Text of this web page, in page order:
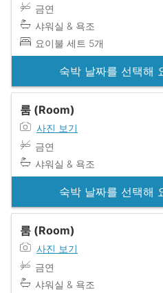
금연
샤워실 & 욕조
요이불 세트 5개
숙박 날짜를 선택해
룸 (Room)
사진 보기
금연
샤워실 & 욕조
숙박 날짜를 선택해
룸 (Room)
사진 보기
금연
샤워실 & 욕조